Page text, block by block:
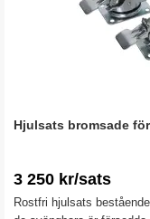
Hjulsats bromsade
3 250 kr/sats
Rostfri hjulsats